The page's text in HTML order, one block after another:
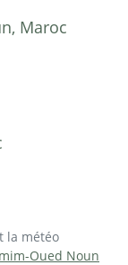
Maroc
la météo
Oued Noun